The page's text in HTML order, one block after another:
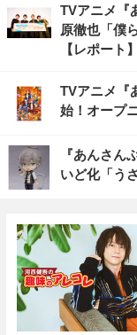
TVアニメ『
原徹也「僕
【レポート】
TVアニメ『
始！オープ
『あんさん
いど化「う